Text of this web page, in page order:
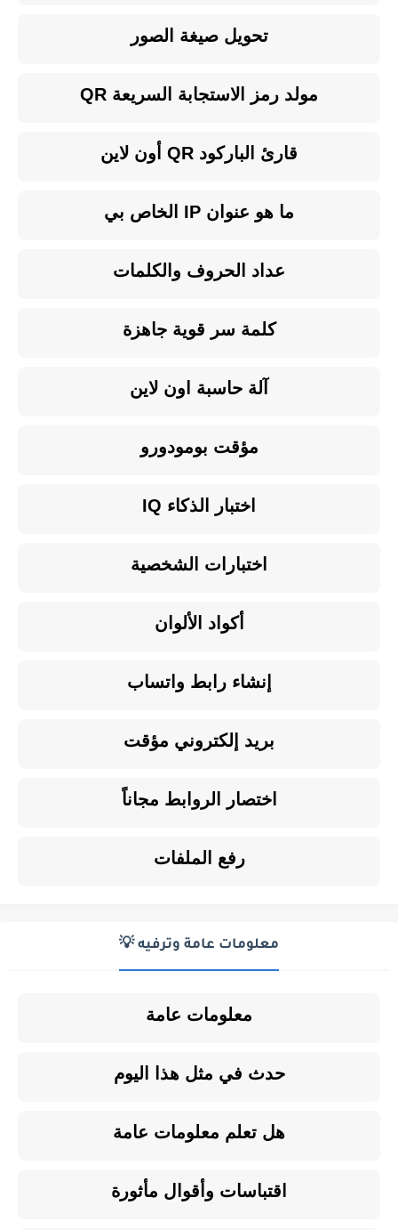
تحويل صيغة الصور
مولد رمز الاستجابة السريعة QR
قارئ الباركود QR أون لاين
ما هو عنوان IP الخاص بي
عداد الحروف والكلمات
كلمة سر قوية جاهزة
آلة حاسبة اون لاين
مؤقت بومودورو
اختبار الذكاء IQ
اختبارات الشخصية
أكواد الألوان
إنشاء رابط واتساب
بريد إلكتروني مؤقت
اختصار الروابط مجاناً
رفع الملفات
معلومات عامة وترفيه 💡
معلومات عامة
حدث في مثل هذا اليوم
هل تعلم معلومات عامة
اقتباسات وأقوال مأثورة